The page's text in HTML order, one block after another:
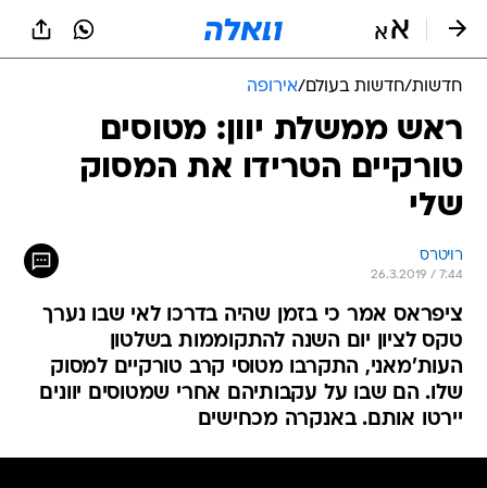
חדשות/חדשות בעולם/אירופה
ראש ממשלת יוון: מטוסים
טורקיים הטרידו את המסוק
שלי
רויטרס
26.3.2019 / 7:44
ציפראס אמר כי בזמן שהיה בדרכו לאי שבו נערך
טקס לציון יום השנה להתקוממות בשלטון
העות'מאני, התקרבו מטוסי קרב טורקיים למסוק
שלו. הם שבו על עקבותיהם אחרי שמטוסים יוונים
יירטו אותם. באנקרה מכחישים